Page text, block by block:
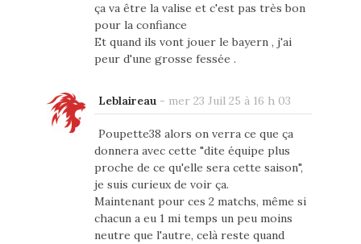
ça va être la valise et c'est pas très bon
pour la confiance
Et quand ils vont jouer le bayern , j'ai
peur d'une grosse fessée .
Leblaireau- mer 23 Juil 25 à 16 h 03
Poupette38 alors on verra ce que ça
donnera avec cette "dite équipe plus
proche de ce qu'elle sera cette saison",
je suis curieux de voir ça.
Maintenant pour ces 2 matchs, même si
chacun a eu 1 mi temps un peu moins
neutre que l'autre, celà reste quand